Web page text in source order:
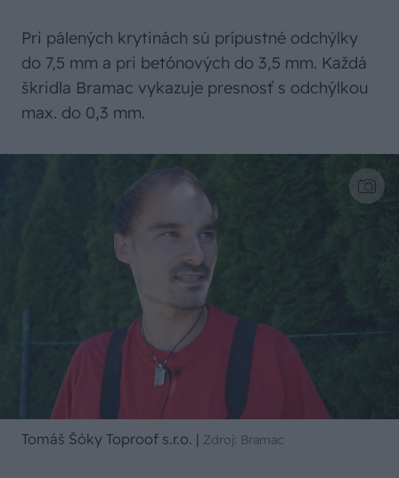
Pri pálených krytinách sú prípustné odchýlky
do 7,5 mm a pri betónových do 3,5 mm. Každá
škridla Bramac vykazuje presnosť s odchýlkou
max. do 0,3 mm.
Tomáš Šóky Toproof s.r.o. | Zdroj: Bramac